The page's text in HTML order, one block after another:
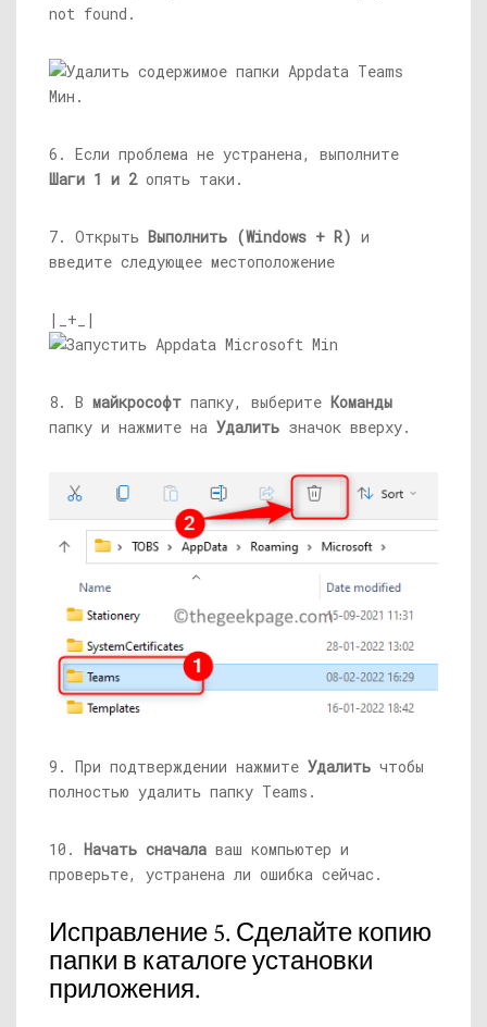
not found.
6. Если проблема не устранена, выполните
Шаги 1 и 2опять таки.
7. Открыть Выполнить (Windows + R) и
введите следующее местоположение
|_+_|
8. В майкрософт папку, выберите Команды
папку и нажмите на Удалить значок вверху.
9. При подтверждении нажмите Удалить чтобы
полностью удалить папку Teams.
10. Начать сначала ваш компьютер и
проверьте, устранена ли ошибка сейчас.
Исправление 5. Сделайте копию
папки в каталоге установки
приложения.